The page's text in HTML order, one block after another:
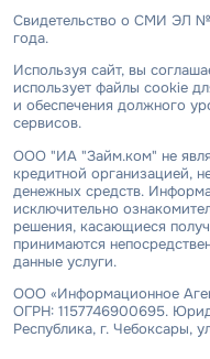
Свидетельство о СМИ ЭЛ №
года.
Используя сайт, вы
использует файлы cookie
и обеспечения должного
сервисов.
ООО "ИА "Займ.ком" не
кредитной организацией,
денежных средств.
исключительно
решения, касающиеся
принимаются
данные услуги.
ООО «Информационное
ОГРН: 1157746900695.
Республика, г. Чебоксары,